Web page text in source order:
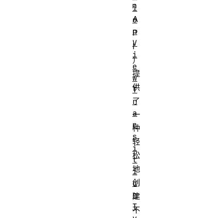
n
A
P
I
）
提
供
了
一
种
轻
松
地
创
建
不
i
o
n
V
i
e
w
T
r
a
n
s
i
t
i
o
n
T